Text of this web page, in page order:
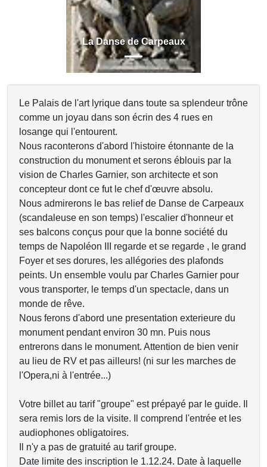
La Danse de Carpeaux
Le Palais de l'art lyrique dans toute sa splendeur trône
comme un joyau dans son écrin des 4 rues en
losange qui l'entourent.
Nous raconterons d'abord l'histoire étonnante de la
construction du monument et serons éblouis par la
vision de Charles Garnier, son architecte et son
concepteur dont ce fut le chef d'œuvre absolu.
Nous admirerons le bas relief de Danse de Carpeaux
(scandaleuse en son temps) l'escalier d'honneur et
ses balcons conçus pour que la bonne société du
temps de Napoléon III regarde et se regarde , le grand
Foyer et ses dorures, les allégories des plafonds
peints. Un ensemble voulu par Charles Garnier pour
vous transporter, le temps d'un spectacle, dans un
monde de rêve.
Nous ferons d'abord une presentation exterieure du
monument pendant environ 30 mn. Puis nous
entrerons dans le monument. Attention de bien venir
au lieu de RV et pas ailleurs! (ni sur les marches de
l'Opera,ni à l'entrée...)
Votre billet au tarif "groupe" est prépayé par le guide. Il
sera remis lors de la visite. Il comprend l'entrée et les
audiophones obligatoires.
Il n'y a pas de gratuité au tarif groupe.
Date limite des inscription le 1.12.24. Date à laquelle